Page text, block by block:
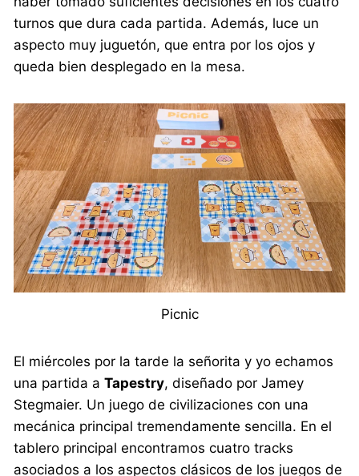
turnos que dura cada partida. Además, luce un
aspecto muy juguetón, que entra por los ojos y
queda bien desplegado en la mesa.
Picnic
El miércoles por la tarde la señorita y yo echamos
una partida aTapestry, diseñado por Jamey
Stegmaier. Un juego de civilizaciones con una
mecánica principal tremendamente sencilla. En el
tablero principal encontramos cuatro tracks
asociados a los aspectos clásicos de los juegos de